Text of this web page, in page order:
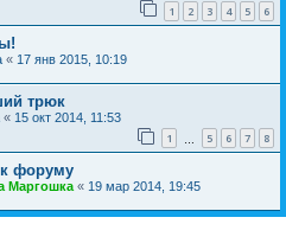
1 2 3 4 5 6
« 17 янв 2015, 10:19
трюк
« 15 окт 2014, 11:53
1 5 6 7 8
форуму
Маргошка« 19 мар 2014, 19:45